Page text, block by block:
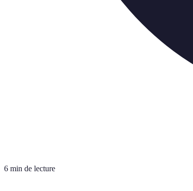
6 min de lecture